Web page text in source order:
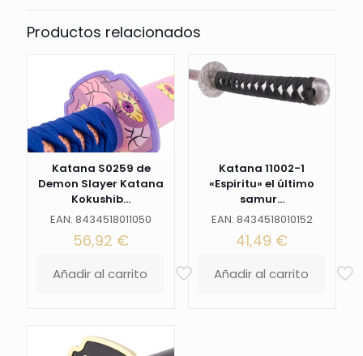
Productos relacionados
Katana S0259 de
Demon Slayer Katana
Kokushib...
EAN: 8434518011050
56,92 €
Añadir al carrito
Katana 11002-1
«Espiritu» el último
samur...
EAN: 8434518010152
41,49 €
Añadir al carrito